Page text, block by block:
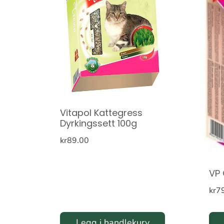
Vitapol Kattegress
Dyrkingssett 100g
kr89.00
VP
kr